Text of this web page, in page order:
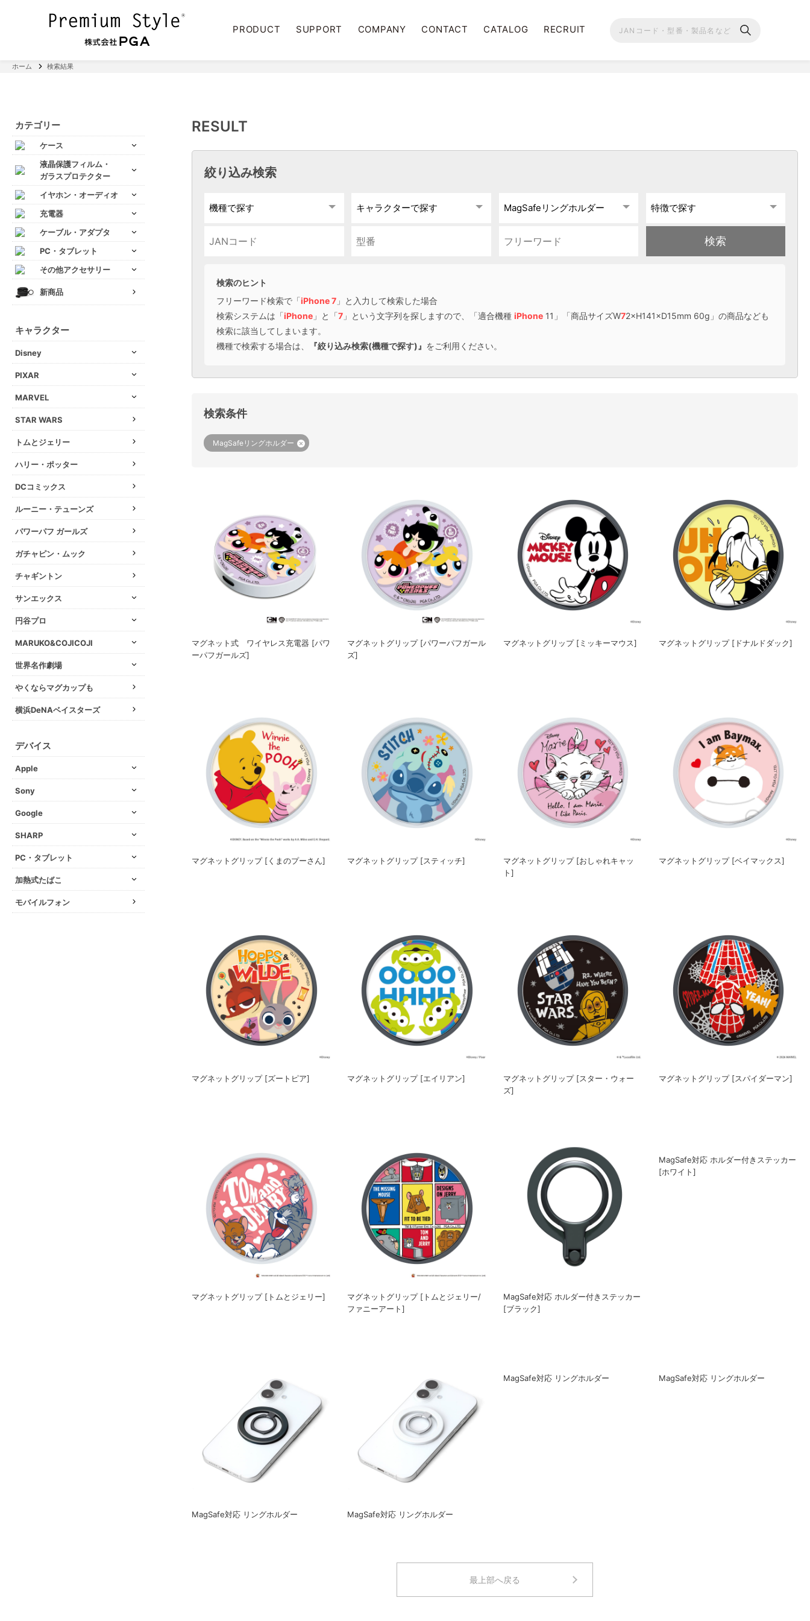
PRODUCT SUPPORT COMPANY CONTACT CATALOG RECRUIT
ホーム 検索結果
カテゴリー
ケース
液晶保護フィルム・
ガラスプロテクター
イヤホン・オーディオ
充電器
ケーブル・アダプタ
PC・タブレット
その他アクセサリー
新商品
キャラクター
Disney
PIXAR
MARVEL
STAR WARS
トムとジェリー
ハリー・ポッター
DCコミックス
ルーニー・テューンズ
パワーパフ ガールズ
ガチャピン・ムック
チャギントン
サンエックス
円谷プロ
MARUKO&COJICOJI
世界名作劇場
やくならマグカップも
横浜DeNAベイスターズ
デバイス
Apple
Sony
Google
SHARP
PC・タブレット
加熱式たばこ
モバイルフォン
RESULT
絞り込み検索
検索のヒント
フリーワード検索で「iPhone 7 」と入力して検索した場合
検索システムは「iPhone 」と「7 」という文字列を探しますので、「適合機種iPhone 11」「商品サイズW72×H141×D15mm 60g」の商品なども
検索に該当してしまいます。
機種で検索する場合は、
『絞り込み検索(機種で探す)』 をご利用ください。
検索条件
MagSafeリングホルダー
マグネット式 ワイヤレス充電器 [パワ
ーパフガールズ]
マグネットグリップ [パワーパフガール
ズ]
マグネットグリップ [ミッキーマウス] マグネットグリップ [ドナルドダック]
マグネットグリップ [くまのプーさん] マグネットグリップ [スティッチ]
マグネットグリップ [おしゃれキャッ
ト]
マグネットグリップ [ベイマックス]
マグネットグリップ [ズートピア] マグネットグリップ [エイリアン]
マグネットグリップ [スター・ウォー
ズ]
マグネットグリップ [スパイダーマン]
マグネットグリップ [トムとジェリー]
マグネットグリップ [トムとジェリー/
ファニーアート]
MagSafe対応 ホルダー付きステッカー
[ブラック]
MagSafe対応 リングホルダー MagSafe対応 リングホルダー
最上部へ戻る